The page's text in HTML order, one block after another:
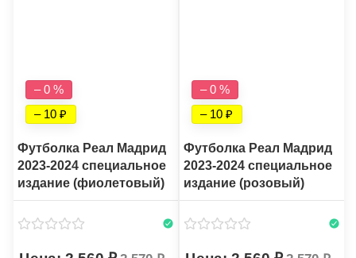
– 0 %
– 10
Футболка Реал Мадрид
2023-2024 специальное
издание (фиолетовый)
– 0 %
– 10
Футболка Реал Мадрид
2023-2024 специальное
издание (розовый)